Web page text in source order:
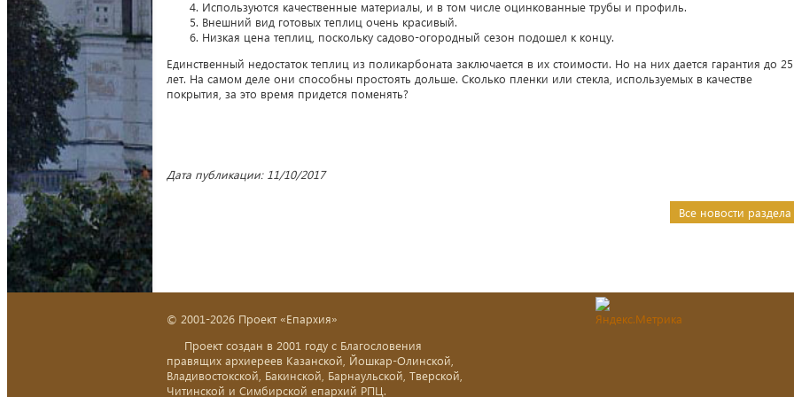
Используются качественные материалы, и в том числе оцинкованные трубы и профиль.
Внешний вид готовых теплиц очень красивый.
Низкая цена теплиц, поскольку садово-огородный сезон подошел к концу.
Единственный недостаток теплиц из поликарбоната заключается в их стоимости. Но на них дается гарантия до 25
лет. На самом деле они способны простоять дольше. Сколько пленки или стекла, используемых в качестве
покрытия, за это время придется поменять?
Дата публикации: 11/10/2017
Все новости
© 2001-2026 Проект «Епархия»
Проект создан в 2001 году с Благословения
правящих архиереев Казанской, Йошкар-Олинской,
Владивостокской, Бакинской, Барнаульской, Тверской,
Читинской и Симбирской епархий РПЦ.